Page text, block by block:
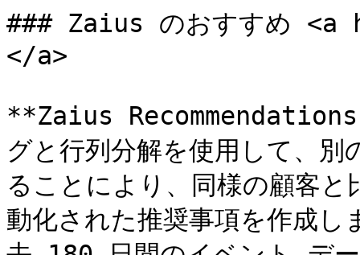
### Zaius のおすすめ
</a>
**Zaius
グと行列分解を使用して、別
ることにより、同様の顧客
動化された推奨事項を作成